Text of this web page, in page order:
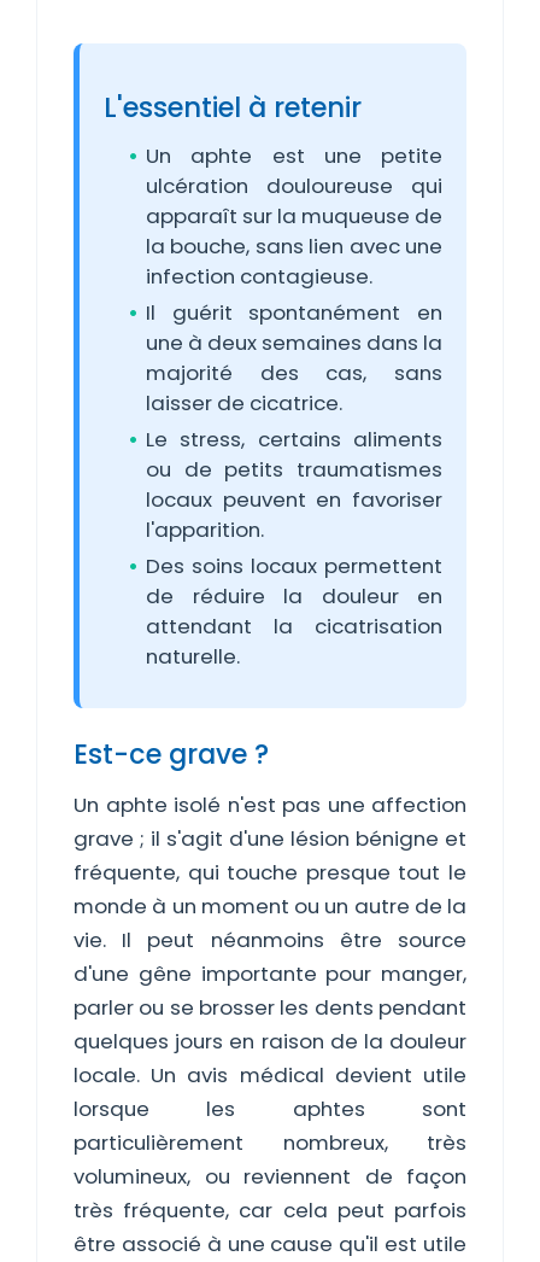
L'essentiel à retenir
Un aphte est une petite
ulcération douloureuse qui
apparaît sur la muqueuse de
la bouche, sans lien avec une
infection contagieuse.
Il guérit spontanément en
une à deux semaines dans la
majorité des cas, sans
laisser de cicatrice.
Le stress, certains aliments
ou de petits traumatismes
locaux peuvent en favoriser
l'apparition.
Des soins locaux permettent
de réduire la douleur en
attendant la cicatrisation
naturelle.
Est-ce grave ?
Un aphte isolé n'est pas une affection
grave ; il s'agit d'une lésion bénigne et
fréquente, qui touche presque tout le
monde à un moment ou un autre de la
vie. Il peut néanmoins être source
d'une gêne importante pour manger,
parler ou se brosser les dents pendant
quelques jours en raison de la douleur
locale. Un avis médical devient utile
lorsque les aphtes sont
particulièrement nombreux, très
volumineux, ou reviennent de façon
très fréquente, car cela peut parfois
être associé à une cause qu'il est utile